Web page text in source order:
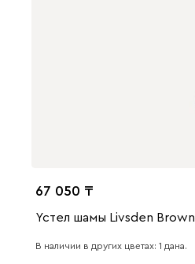
67 050
Үстел шамы Livsden Brown
В наличии в других цветах: 1 дана.